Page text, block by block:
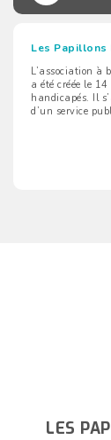
Les Papillons
L’association à
a été créée le
handicapés. Il
d’un service
LES